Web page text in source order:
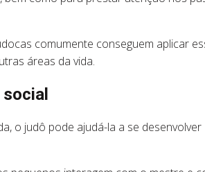
comumente conseguem aplicar
áreas da vida.
o judô pode ajudá-la a se